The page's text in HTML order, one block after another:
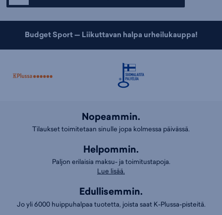
Budget Sport — Liikuttavan halpa urheilukauppa!
Nopeammin.
Tilaukset toimitetaan sinulle jopa kolmessa päivässä.
Helpommin.
Paljon erilaisia maksu- ja toimitustapoja.
Lue lisää.
Edullisemmin.
Jo yli 6000 huippuhalpaa tuotetta, joista saat K-Plussa-pisteitä.